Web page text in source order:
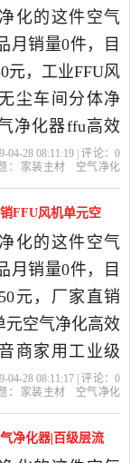
货。
化的这件空气
月销量0件，目
元，工业FFU风
尘车间分体净
净化器ffu高效
年洁优科技
空气净化器，
发货。
28 08:11:19 | 评论： 0
： 家装主材
空气净化
FFU风机单元空
化的这件空气
月销量0件，目
元，厂家直销
元空气净化高效
商家用工业级
2019年洁优科技
空气净化器，
28 08:11:17 | 评论： 0
： 家装主材
空气净化
净化器|百级层流